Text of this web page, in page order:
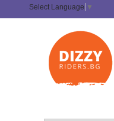
Select Language ▼